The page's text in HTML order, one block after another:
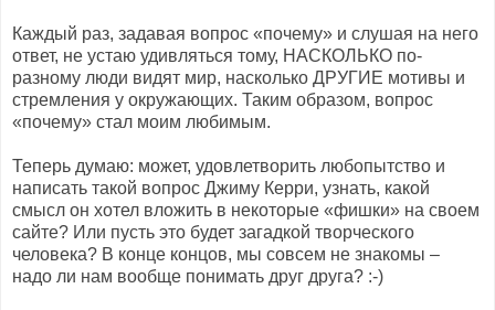
Каждый раз, задавая вопрос «почему» и слушая на него
ответ, не устаю удивляться тому, НАСКОЛЬКО по-
разному люди видят мир, насколько ДРУГИЕ мотивы и
стремления у окружающих. Таким образом, вопрос
«почему» стал моим любимым.
Теперь думаю: может, удовлетворить любопытство и
написать такой вопрос Джиму Керри, узнать, какой
смысл он хотел вложить в некоторые «фишки» на своем
сайте? Или пусть это будет загадкой творческого
человека? В конце концов, мы совсем не знакомы –
надо ли нам вообще понимать друг друга? :-)